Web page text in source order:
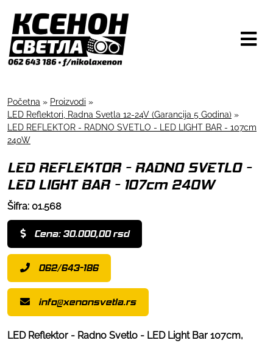
Početna » Proizvodi »
LED Reflektori, Radna Svetla 12-24V (Garancija 5 Godina) »
LED REFLEKTOR - RADNO SVETLO - LED LIGHT BAR - 107cm
240W
LED REFLEKTOR - RADNO SVETLO -
LED LIGHT BAR - 107cm 240W
Šifra: 01.568
Cena: 30.000,00 rsd
062/643-186
info@xenonsvetla.rs
LED Reflektor - Radno Svetlo - LED Light Bar 107cm,